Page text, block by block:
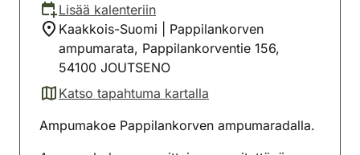
Lisää kalenteriin
Kaakkois-Suomi | Pappilankorven
ampumarata, Pappilankorventie 156,
54100 JOUTSENO
Katso tapahtuma kartalla
(avautuu uuteen välilehteen)
Ampumakoe Pappilankorven ampumaradalla.